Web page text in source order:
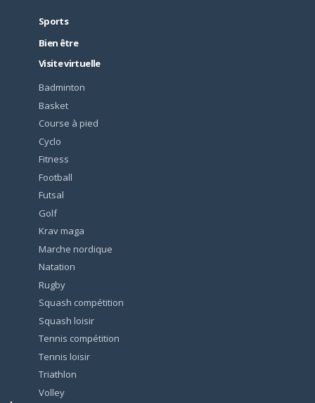
Sports
Bien être
Visite virtuelle
Badminton
Basket
Course à pied
Cyclo
Fitness
Football
Futsal
Golf
Krav maga
Marche nordique
Natation
Rugby
Squash compétition
Squash loisir
Tennis compétition
Tennis loisir
Triathlon
Volley